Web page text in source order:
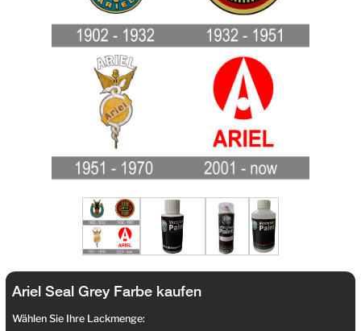
Ariel Seal Grey Farbe kaufen
Wählen Sie Ihre Lackmenge: